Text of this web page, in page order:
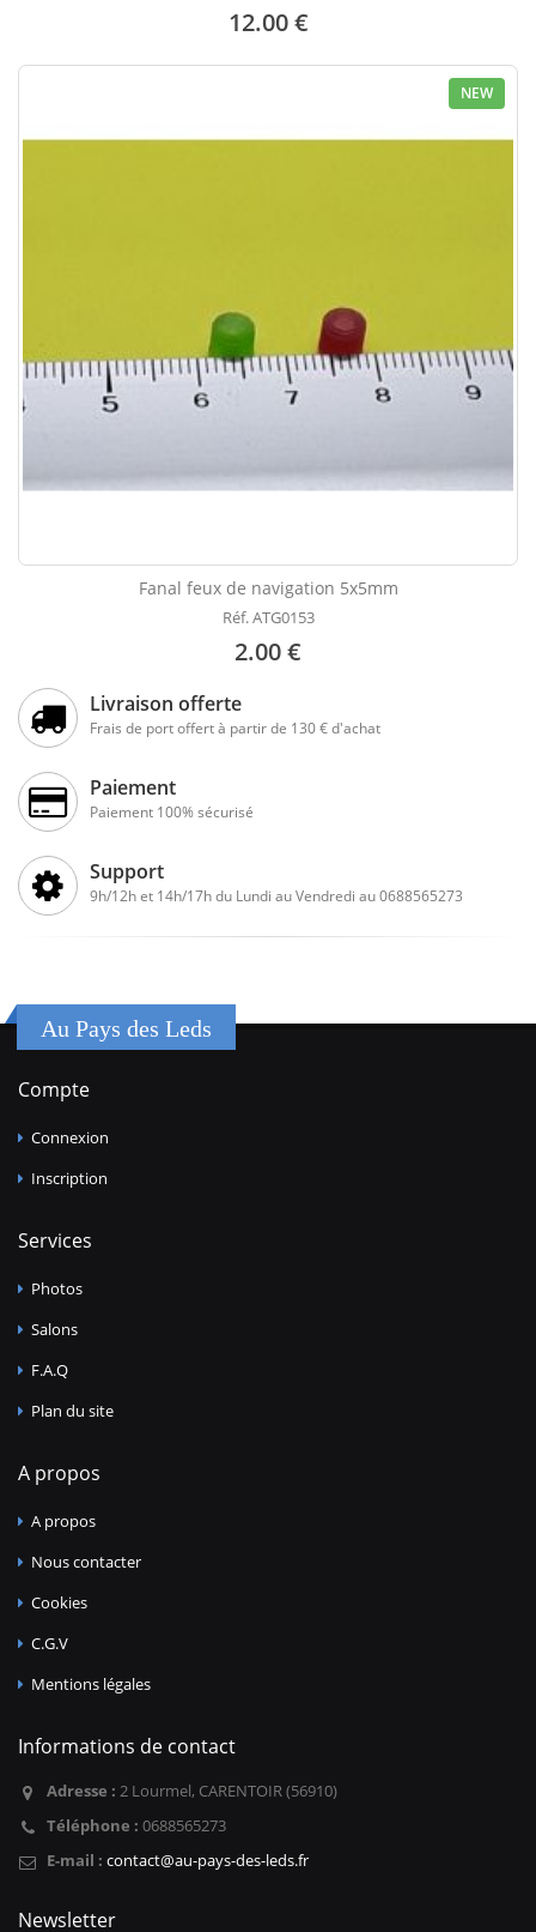
12.00 €
NEW
Fanal feux de navigation 5x5mm
Réf. ATG0153
2.00 €
Livraison offerte
Frais de port offert à partir de 130 € d'achat
Paiement
Paiement 100% sécurisé
Support
9h/12h et 14h/17h du Lundi au Vendredi au 0688565273
Au Pays des Leds
Compte
Connexion
Inscription
Services
Photos
Salons
F.A.Q
Plan du site
A propos
A propos
Nous contacter
Cookies
C.G.V
Mentions légales
Informations de contact
Adresse : 2 Lourmel, CARENTOIR (56910)
Téléphone : 0688565273
E-mail : contact@au-pays-des-leds.fr
Newsletter